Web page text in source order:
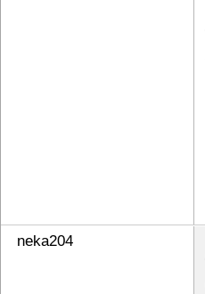
neka204